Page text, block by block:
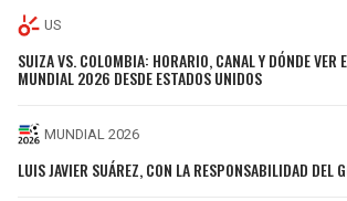
US
SUIZA VS. COLOMBIA: HORARIO, CANAL Y DÓNDE VER
MUNDIAL 2026 DESDE ESTADOS UNIDOS
MUNDIAL 2026
LUIS JAVIER SUÁREZ, CON LA RESPONSABILIDAD DEL